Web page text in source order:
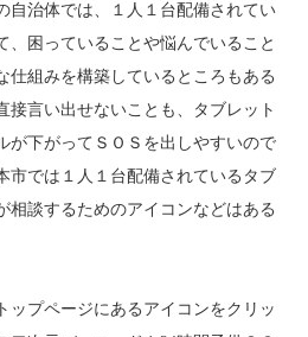
自治体では、１人１台配備されてい
、困っていることや悩んでいること
仕組みを構築しているところもある
接言い出せないことも、タブレット
が下がってＳＯＳを出しやすいので
市では１人１台配備されているタブ
相談するためのアイコンなどはある
プページにあるアイコンをクリッ